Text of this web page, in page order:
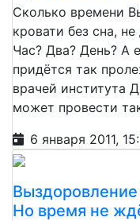
Сколько времени
кровати без сна,
Час? Два? День? А
придётся так
врачей института
может провести
6 января 2011,
Но время не